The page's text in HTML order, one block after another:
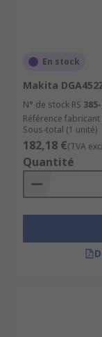
En stock
Makita
N° de stock RS
Référence fabricant
Sous-total (1 unité)
182,18 €(TVA
Quantité